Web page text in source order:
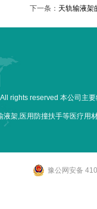
下一条： 天轨输液架
rights reserved 本公司主
液架,医用防撞扶手等医疗用
豫公网安备